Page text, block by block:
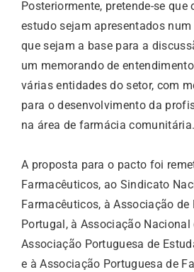
Posteriormente, pretende-se
estudo sejam apresentados
que sejam a base para a
um memorando de
várias entidades do setor, com
para o desenvolvimento da
na área de farmácia comunitária.
A proposta para o pacto foi
Farmacêuticos, ao Sindicato
Farmacêuticos, à Associação de
Portugal, à Associação Nacional
Associação Portuguesa de
e à Associação Portuguesa de